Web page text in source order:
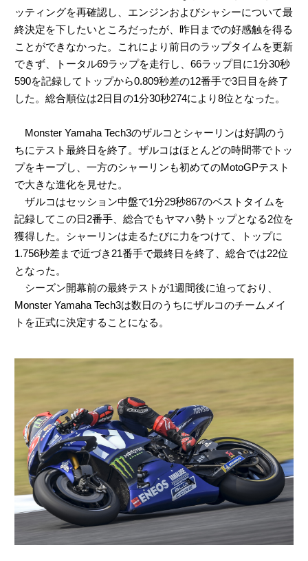
ッティングを再確認し、エンジンおよびシャシーについて最
終決定を下したいところだったが、昨日までの好感触を得る
ことができなかった。これにより前日のラップタイムを更新
できず、トータル69ラップを走行し、66ラップ目に1分30秒
590を記録してトップから0.809秒差の12番手で3日目を終了
した。総合順位は2日目の1分30秒274により8位となった。
Monster Yamaha Tech3のザルコとシャーリンは好調のう
ちにテスト最終日を終了。ザルコはほとんどの時間帯でトッ
プをキープし、一方のシャーリンも初めてのMotoGPテスト
で大きな進化を見せた。
ザルコはセッション中盤で1分29秒867のベストタイムを
記録してこの日2番手、総合でもヤマハ勢トップとなる2位を
獲得した。シャーリンは走るたびに力をつけて、トップに
1.756秒差まで近づき21番手で最終日を終了、総合では22位
となった。
シーズン開幕前の最終テストが1週間後に迫っており、
Monster Yamaha Tech3は数日のうちにザルコのチームメイ
トを正式に決定することになる。